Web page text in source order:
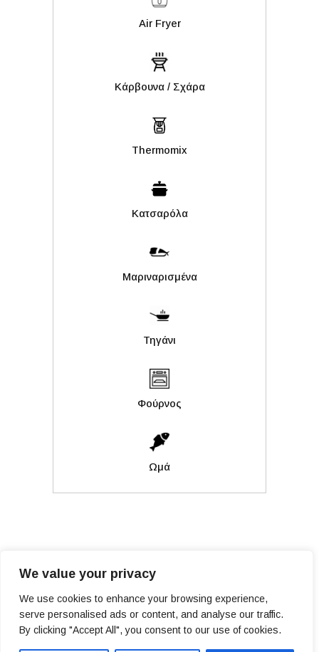
We value your privacy
We use cookies to enhance your browsing experience,
serve personalised ads or content, and analyse our traffic.
By clicking "Accept All", you consent to our use of cookies.
Air Fryer
Kάρβουνα / Σχάρα
Thermomix
Κατσαρόλα
Μαριναρισμένα
Τηγάνι
Φούρνος
Ωμά